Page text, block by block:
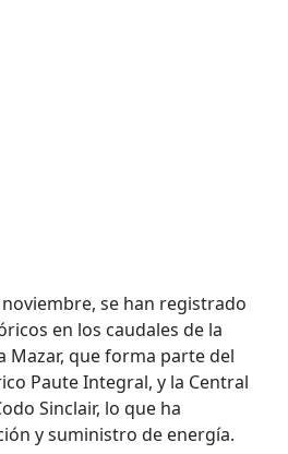
se han registrado
en los caudales de la
Mazar, que forma parte del
Paute Integral, y la Central
Sinclair, lo que ha
y suministro de energía.